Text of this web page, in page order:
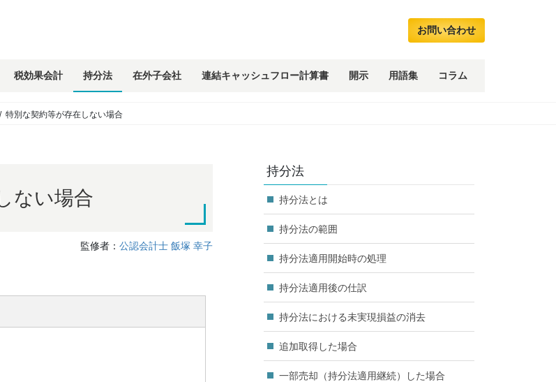
お問い合わせ
税効果会計 持分法 在外子会社 連結キャッシュフロー計算書 開示 用語集 コラム
特別な契約等が存在しない場合
ない場合
監修者： 公認会計士 飯塚 幸子
持分法
持分法とは
持分法の範囲
持分法適用開始時の処理
持分法適用後の仕訳
持分法における未実現損益の消去
追加取得した場合
一部売却（持分法適用継続）した場合